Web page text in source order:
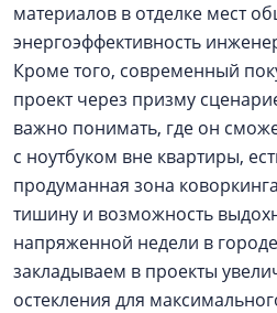
материалов в отделке мест
энергоэффективность
Кроме того, современный
проект через призму
важно понимать, где он
с ноутбуком вне квартиры,
продуманная зона
тишину и возможность
напряженной недели в
закладываем в проекты
остекления для